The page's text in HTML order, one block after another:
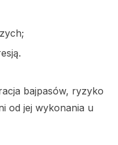
bajpasów, ryzyko
od jej wykonania u